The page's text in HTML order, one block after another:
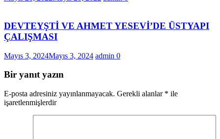
DEVTEYŞTİ VE AHMET YESEVİ’DE ÜSTYAPI
ÇALIŞMASI
Mayıs 3, 2024Mayıs 3, 2024 admin 0
Bir yanıt yazın
E-posta adresiniz yayınlanmayacak. Gerekli alanlar * ile
işaretlenmişlerdir